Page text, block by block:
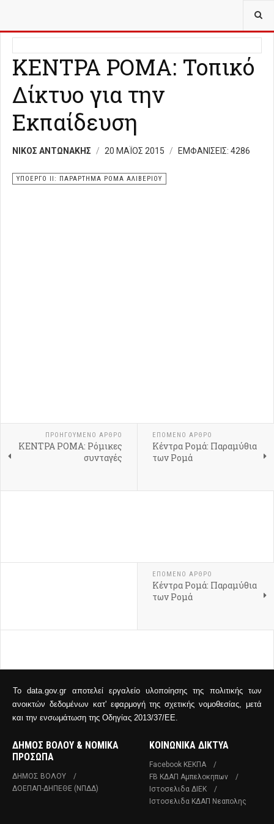
ΚΕΝΤΡΑ ΡΟΜΑ: Τοπικό
Δίκτυο για την
Εκπαίδευση
ΝΊΚΟΣ ΑΝΤΩΝΆΚΗΣ 20 ΜΑΪΟΣ 2015 ΕΜΦΑΝΊΣΕΙΣ: 4286
ΥΠΟΕΡΓΟ ΙΙ: ΠΑΡΑΡΤΗΜΑ ΡΟΜΑ ΑΛΙΒΕΡΙΟΥ
ΠΡΟΗΓΟΎΜΕΝΟ ΆΡΘΡΟ
ΚΕΝΤΡΑ ΡΟΜΑ: Ρόμικες
συνταγές
ΕΠΌΜΕΝΟ ΆΡΘΡΟ
Κέντρα Ρομά: Παραμύθια
των Ρομά
ΕΠΌΜΕΝΟ ΆΡΘΡΟ
Κέντρα Ρομά: Παραμύθια
των Ρομά
Το data.gov.gr αποτελεί εργαλείο υλοποίησης της πολιτικής των
ανοικτών δεδομένων κατ' εφαρμογή της σχετικής νομοθεσίας, μετά
και την ενσωμάτωση της Οδηγίας 2013/37/ΕΕ.
ΔΗΜΟΣ ΒΟΛΟΥ & ΝΟΜΙΚΑ
ΠΡΟΣΩΠΑ
ΔΗΜΟΣ ΒΟΛΟΥ
ΔΟΕΠΑΠ-ΔΗΠΕΘΕ (ΝΠΔΔ)
ΚΟΙΝΩΝΙΚΑ ΔΙΚΤΥΑ
Facebook ΚΕΚΠΑ
FB ΚΔΑΠ Αμπελοκηπων
Ιστοσελιδα ΔΙΕΚ
Ιστοσελιδα ΚΔΑΠ Νεαπολης